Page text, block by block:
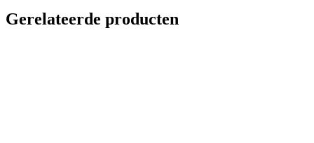
Gerelateerde producten